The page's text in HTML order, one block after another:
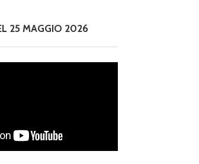
25 MAGGIO 2026